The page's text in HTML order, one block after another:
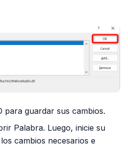
para guardar sus cambios.
Palabra. Luego, inicie su
cambios necesarios e